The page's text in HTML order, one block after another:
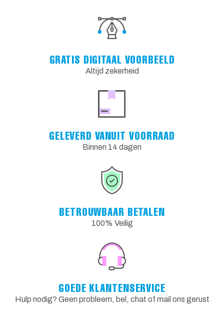
GRATIS DIGITAAL VOORBEELD
Altijd zekerheid
GELEVERD VANUIT VOORRAAD
Binnen 14 dagen
BETROUWBAAR BETALEN
100% Veilig
GOEDE KLANTENSERVICE
Hulp nodig? Geen probleem, bel, chat of mail ons gerust